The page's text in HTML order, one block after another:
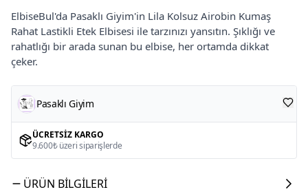
ElbiseBul'da Pasaklı Giyim'in Lila Kolsuz Airobin Kumaş
Rahat Lastikli Etek Elbisesi ile tarzınızı yansıtın. Şıklığı ve
rahatlığı bir arada sunan bu elbise, her ortamda dikkat
çeker.
Pasaklı Giyim
ÜCRETSIZ KARGO
9.600₺ üzeri siparişlerde
ÜRÜN BILGILERI